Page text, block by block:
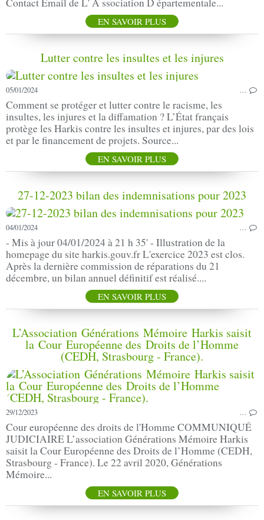
EN SAVOIR PLUS
Lutter contre les insultes et les injures
05/01/2024 …
Comment se protéger et lutter contre le racisme, les
insultes, les injures et la diffamation ? L’État français
protège les Harkis contre les insultes et injures, par des lois
et par le financement de projets. Source...
EN SAVOIR PLUS
27-12-2023 bilan des indemnisations pour 2023
04/01/2024 …
- Mis à jour 04/01/2024 à 21 h 35' - Illustration de la
homepage du site harkis.gouv.fr L'exercice 2023 est clos.
Après la dernière commission de réparations du 21
décembre, un bilan annuel définitif est réalisé....
EN SAVOIR PLUS
L’Association Générations Mémoire Harkis saisit
la Cour Européenne des Droits de l’Homme
(CEDH, Strasbourg - France).
29/12/2023 …
Cour européenne des droits de l'Homme COMMUNIQUÉ
JUDICIAIRE L’association Générations Mémoire Harkis
saisit la Cour Européenne des Droits de l’Homme (CEDH,
Strasbourg - France). Le 22 avril 2020, Générations
Mémoire...
EN SAVOIR PLUS